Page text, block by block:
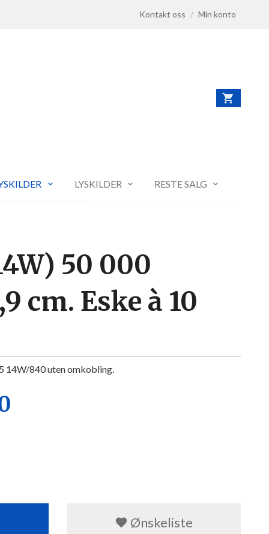
Kontakt oss / Min konto
LYSKILDER RESTE SALG
50 000
cm. Eske à 10
14W/840 uten omkobling.
Ønskeliste